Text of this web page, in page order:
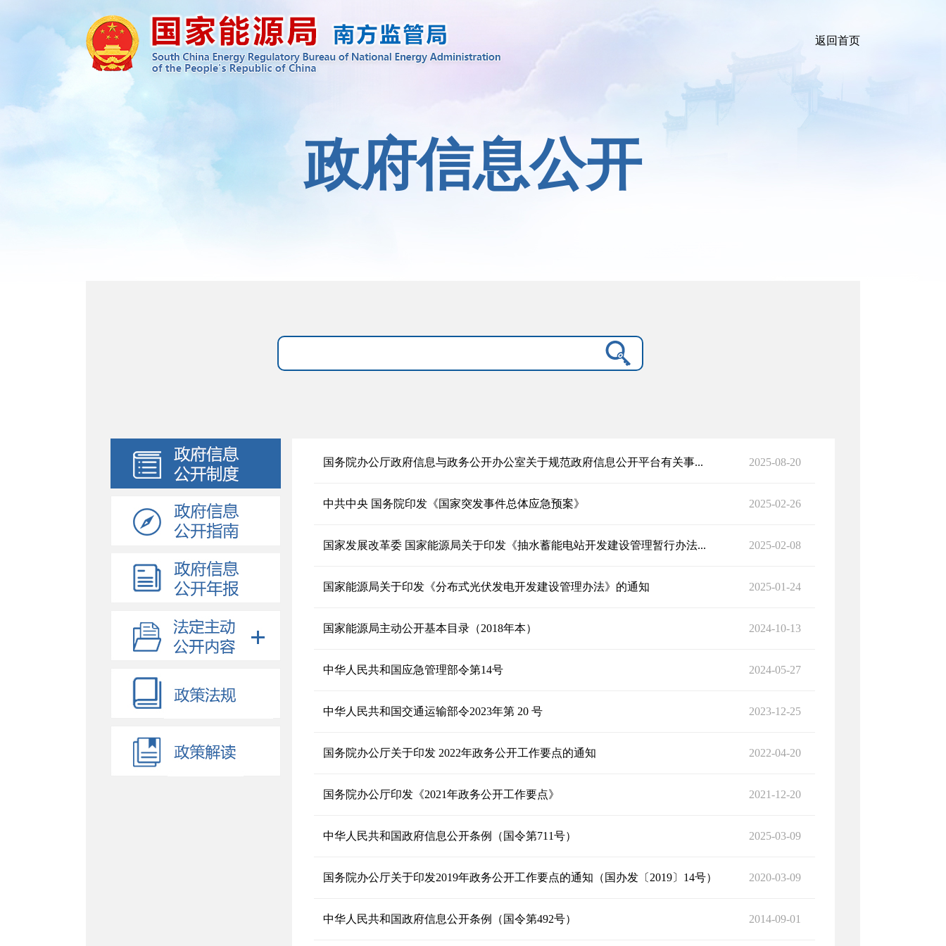
返回首页
政府信息公开
国务院办公厅政府信息与政务公开办公室关于规范政府信息公开平台有关事... 2025-08-20
中共中央 国务院印发《国家突发事件总体应急预案》 2025-02-26
国家发展改革委 国家能源局关于印发《抽水蓄能电站开发建设管理暂行办法... 2025-02-08
国家能源局关于印发《分布式光伏发电开发建设管理办法》的通知 2025-01-24
国家能源局主动公开基本目录（2018年本） 2024-10-13
中华人民共和国应急管理部令第14号 2024-05-27
中华人民共和国交通运输部令2023年第 20 号 2023-12-25
国务院办公厅关于印发 2022年政务公开工作要点的通知 2022-04-20
国务院办公厅印发《2021年政务公开工作要点》 2021-12-20
中华人民共和国政府信息公开条例（国令第711号） 2025-03-09
国务院办公厅关于印发2019年政务公开工作要点的通知（国办发〔2019〕14号） 2020-03-09
中华人民共和国政府信息公开条例（国令第492号） 2014-09-01